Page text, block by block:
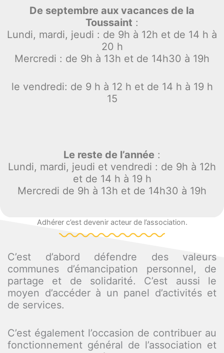
De septembre aux vacances de la
Toussaint :
Lundi, mardi, jeudi : de 9h à 12h et de 14 h à
20 h
Mercredi : de 9h à 13h et de 14h30 à 19h
le vendredi: de 9 h à 12 h et de 14 h à 19 h
15
Le reste de l’année :
Lundi, mardi, jeudi et vendredi : de 9h à 12h
et de 14 h à 19 h
Mercredi de 9h à 13h et de 14h30 à 19h
Adhérer c’est devenir acteur de l’association.
C’est d’abord défendre des valeurs
communes d’émancipation personnel, de
partage et de solidarité. C’est aussi le
moyen d’accéder à un panel d’activités et
de services.
C’est également l’occasion de contribuer au
fonctionnement général de l’association et